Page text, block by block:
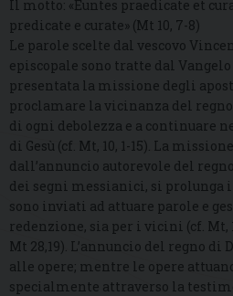
Il motto: «Euntes praedicate et
predicate e curate» (Mt 10, 7-8)
Le parole scelte dal vescovo
episcopale sono tratte dal
presentata la missione degli
proclamare la vicinanza del
di ogni debolezza e a continuare
di Gesù (cf. Mt, 10, 1-15). La
dall’annuncio autorevole del
dei segni messianici, si prolunga
sono inviati ad attuare parole e
redenzione, sia per i vicini (cf. Mt,
Mt 28,19). L’annuncio del regno
alle opere; mentre le opere
specialmente attraverso la